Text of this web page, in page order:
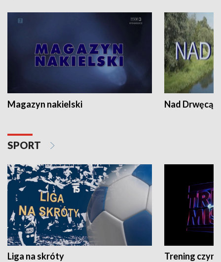
Magazyn nakielski Nad Drwęcą
SPORT
Liga na skróty Trening czyni